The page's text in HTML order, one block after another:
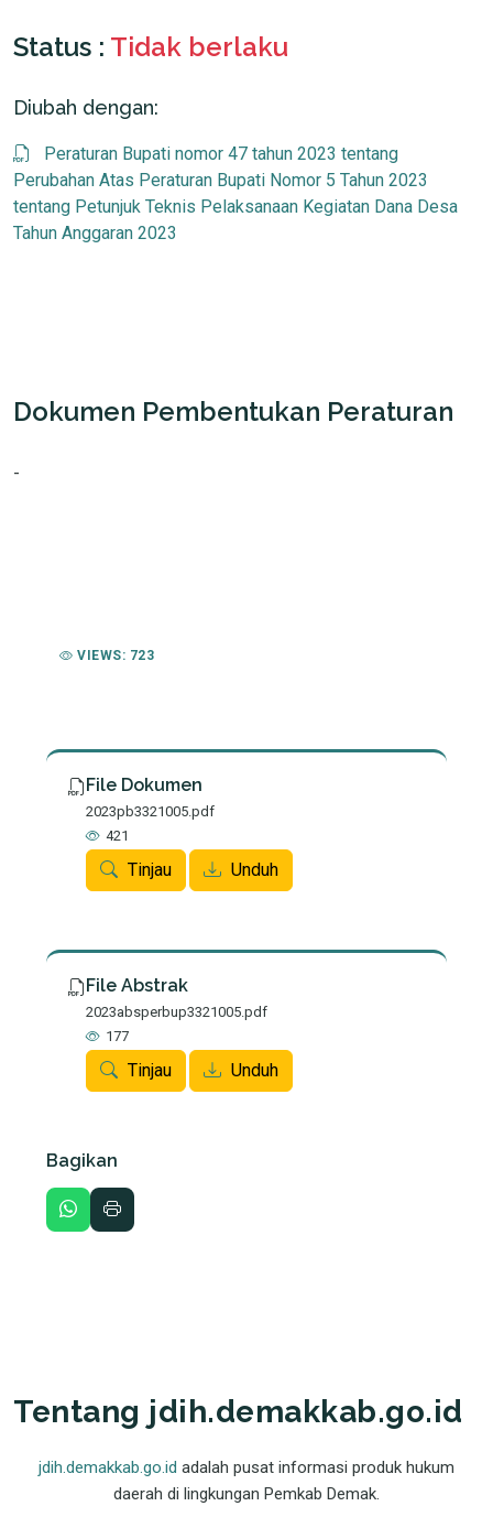
Status : Tidak berlaku
Diubah dengan:
Peraturan Bupati nomor 47 tahun 2023 tentang
Perubahan Atas Peraturan Bupati Nomor 5 Tahun 2023
tentang Petunjuk Teknis Pelaksanaan Kegiatan Dana Desa
Tahun Anggaran 2023
Dokumen Pembentukan Peraturan
-
VIEWS: 723
File Dokumen
2023pb3321005.pdf
421
Tinjau Unduh
File Abstrak
2023absperbup3321005.pdf
177
Tinjau Unduh
Bagikan
Tentang jdih.demakkab.go.id
jdih.demakkab.go.id adalah pusat informasi produk hukum
daerah di lingkungan Pemkab Demak.